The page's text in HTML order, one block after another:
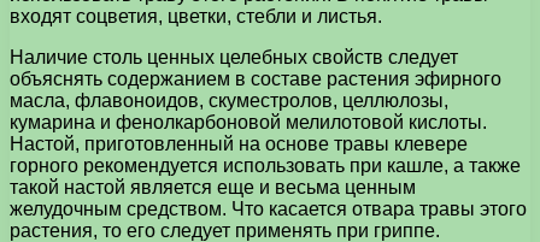
входят соцветия, цветки, стебли и листья.
Наличие столь ценных целебных свойств следует
объяснять содержанием в составе растения эфирного
масла, флавоноидов, скуместролов, целлюлозы,
кумарина и фенолкарбоновой мелилотовой кислоты.
Настой, приготовленный на основе травы клевере
горного рекомендуется использовать при кашле, а также
такой настой является еще и весьма ценным
желудочным средством. Что касается отвара травы этого
растения, то его следует применять при гриппе.